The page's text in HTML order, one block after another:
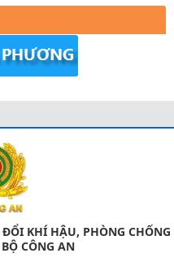
KHÍ HẬU, PHÒNG CHỐNG
CÔNG AN